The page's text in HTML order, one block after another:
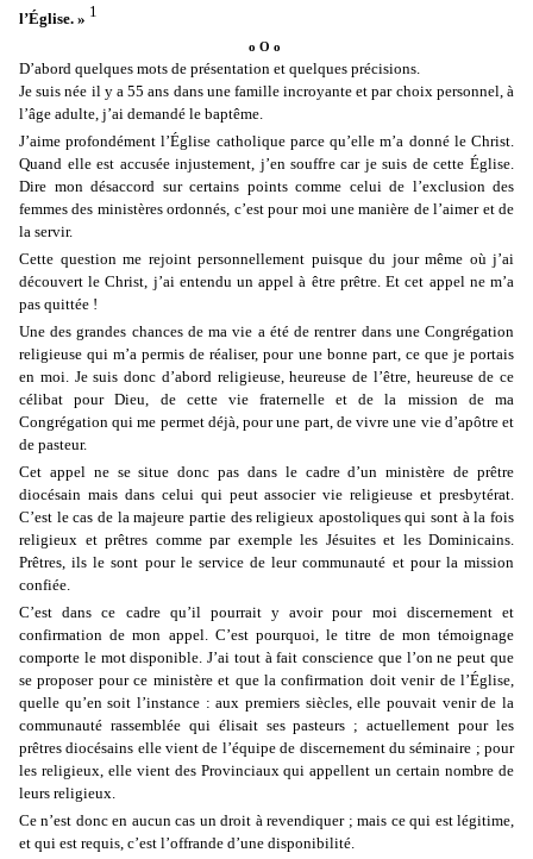
l’Église. » 1
o O o
D’abord quelques mots de présentation et quelques précisions.
Je suis née il y a 55 ans dans une famille incroyante et par choix personnel, à
l’âge adulte, j’ai demandé le baptême.
J’aime profondément l’Église catholique parce qu’elle m’a donné le Christ.
Quand elle est accusée injustement, j’en souffre car je suis de cette Église.
Dire mon désaccord sur certains points comme celui de l’exclusion des
femmes des ministères ordonnés, c’est pour moi une manière de l’aimer et de
la servir.
Cette question me rejoint personnellement puisque du jour même où j’ai
découvert le Christ, j’ai entendu un appel à être prêtre. Et cet appel ne m’a
pas quittée !
Une des grandes chances de ma vie a été de rentrer dans une Congrégation
religieuse qui m’a permis de réaliser, pour une bonne part, ce que je portais
en moi. Je suis donc d’abord religieuse, heureuse de l’être, heureuse de ce
célibat pour Dieu, de cette vie fraternelle et de la mission de ma
Congrégation qui me permet déjà, pour une part, de vivre une vie d’apôtre et
de pasteur.
Cet appel ne se situe donc pas dans le cadre d’un ministère de prêtre
diocésain mais dans celui qui peut associer vie religieuse et presbytérat.
C’est le cas de la majeure partie des religieux apostoliques qui sont à la fois
religieux et prêtres comme par exemple les Jésuites et les Dominicains.
Prêtres, ils le sont pour le service de leur communauté et pour la mission
confiée.
C’est dans ce cadre qu’il pourrait y avoir pour moi discernement et
confirmation de mon appel. C’est pourquoi, le titre de mon témoignage
comporte le mot disponible. J’ai tout à fait conscience que l’on ne peut que
se proposer pour ce ministère et que la confirmation doit venir de l’Église,
quelle qu’en soit l’instance : aux premiers siècles, elle pouvait venir de la
communauté rassemblée qui élisait ses pasteurs ; actuellement pour les
prêtres diocésains elle vient de l’équipe de discernement du séminaire ; pour
les religieux, elle vient des Provinciaux qui appellent un certain nombre de
leurs religieux.
Ce n’est donc en aucun cas un droit à revendiquer ; mais ce qui est légitime,
et qui est requis, c’est l’offrande d’une disponibilité.